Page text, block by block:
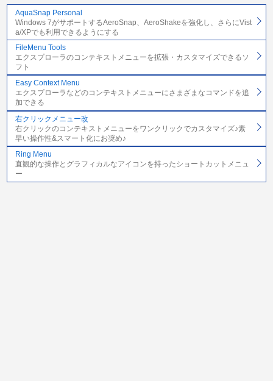
AquaSnap Personal
Windows 7がサポートするAeroSnap、AeroShakeを強化し、さらにVist
a/XPでも利用できるようにする
FileMenu Tools
エクスプローラのコンテキストメニューを拡張・カスタマイズできるソ
フト
Easy Context Menu
エクスプローラなどのコンテキストメニューにさまざまなコマンドを追
加できる
右クリックメニュー改
右クリックのコンテキストメニューをワンクリックでカスタマイズ♪素
早い操作性&スマート化にお奨め♪
Ring Menu
直観的な操作とグラフィカルなアイコンを持ったショートカットメニュ
ー